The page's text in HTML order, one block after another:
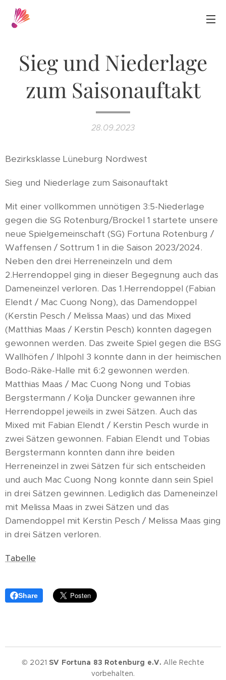
Sieg und Niederlage
zum Saisonauftakt
28.09.2023
Bezirksklasse Lüneburg Nordwest
Sieg und Niederlage zum Saisonauftakt
Mit einer vollkommen unnötigen 3:5-Niederlage
gegen die SG Rotenburg/Brockel 1 startete unsere
neue Spielgemeinschaft (SG) Fortuna Rotenburg /
Waffensen / Sottrum 1 in die Saison 2023/2024.
Neben den drei Herreneinzeln und dem
2.Herrendoppel ging in dieser Begegnung auch das
Dameneinzel verloren. Das 1.Herrendoppel (Fabian
Elendt / Mac Cuong Nong), das Damendoppel
(Kerstin Pesch / Melissa Maas) und das Mixed
(Matthias Maas / Kerstin Pesch) konnten dagegen
gewonnen werden. Das zweite Spiel gegen die BSG
Wallhöfen / Ihlpohl 3 konnte dann in der heimischen
Bodo-Räke-Halle mit 6:2 gewonnen werden.
Matthias Maas / Mac Cuong Nong und Tobias
Bergstermann / Kolja Duncker gewannen ihre
Herrendoppel jeweils in zwei Sätzen. Auch das
Mixed mit Fabian Elendt / Kerstin Pesch wurde in
zwei Sätzen gewonnen. Fabian Elendt und Tobias
Bergstermann konnten dann ihre beiden
Herreneinzel in zwei Sätzen für sich entscheiden
und auch Mac Cuong Nong konnte dann sein Spiel
in drei Sätzen gewinnen. Lediglich das Dameneinzel
mit Melissa Maas in zwei Sätzen und das
Damendoppel mit Kerstin Pesch / Melissa Maas ging
in drei Sätzen verloren.
Tabelle
Share
© 2021 SV Fortuna 83 Rotenburg e.V.Alle Rechte
vorbehalten.